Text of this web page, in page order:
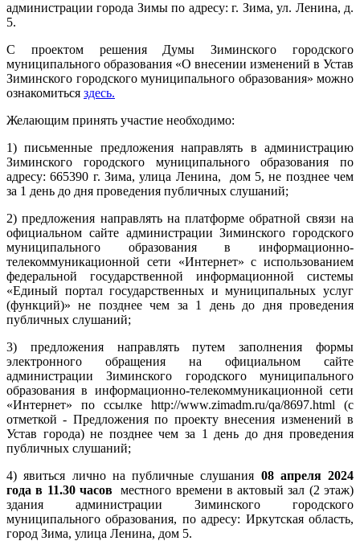
администрации города Зимы по адресу: г. Зима, ул. Ленина, д.
5.
С проектом решения Думы Зиминского городского
муниципального образования «О внесении изменений в Устав
Зиминского городского муниципального образования» можно
ознакомиться здесь.
Желающим принять участие необходимо:
1) письменные предложения направлять в администрацию
Зиминского городского муниципального образования по
адресу: 665390 г. Зима, улица Ленина, дом 5, не позднее чем
за 1 день до дня проведения публичных слушаний;
2) предложения направлять на платформе обратной связи на
официальном сайте администрации Зиминского городского
муниципального образования в информационно-
телекоммуникационной сети «Интернет» с использованием
федеральной государственной информационной системы
«Единый портал государственных и муниципальных услуг
(функций)» не позднее чем за 1 день до дня проведения
публичных слушаний;
3) предложения направлять путем заполнения формы
электронного обращения на официальном сайте
администрации Зиминского городского муниципального
образования в информационно-телекоммуникационной сети
«Интернет» по ссылке http://www.zimadm.ru/qa/8697.html (с
отметкой - Предложения по проекту внесения изменений в
Устав города) не позднее чем за 1 день до дня проведения
публичных слушаний;
4) явиться лично на публичные слушания 08 апреля 2024
года в 11.30 часовместного времени в актовый зал (2 этаж)
здания администрации Зиминского городского
муниципального образования, по адресу: Иркутская область,
город Зима, улица Ленина, дом 5.